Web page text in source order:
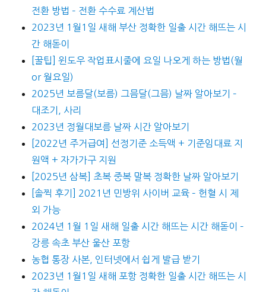
전환 방법 – 전환 수수료 계산법
2023년 1월1일 새해 부산 정확한 일출 시간 해뜨는 시
간 해돋이
[꿀팁] 윈도우 작업표시줄에 요일 나오게 하는 방법(월
or 월요일)
2025년 보름달(보름) 그믐달(그믐) 날짜 알아보기 –
대조기, 사리
2023년 정월대보름 날짜 시간 알아보기
[2022년 주거급여] 선정기준 소득액 + 기준임대료 지
원액 + 자가가구 지원
[2025년 삼복] 초복 중복 말복 정확한 날짜 알아보기
[솔찍 후기] 2021년 민방위 사이버 교육 – 헌혈 시 제
외 가능
2024년 1월 1일 새해 일출 시간 해뜨는 시간 해돋이 –
강릉 속초 부산 울산 포항
농협 통장 사본, 인터넷에서 쉽게 발급 받기
2023년 1월1일 새해 포항 정확한 일출 시간 해뜨는 시